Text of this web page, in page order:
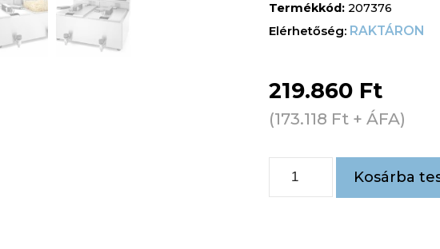
Termékkód: 207376
RAKTÁRON
219.860 Ft
(173.118 Ft + ÁFA)
Kosárba